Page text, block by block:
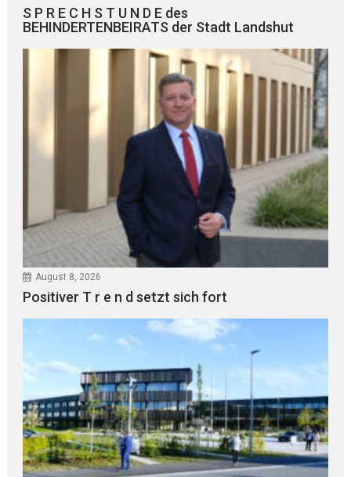
S P R E C H S T U N D E des
BEHINDERTENBEIRATS der Stadt Landshut
August 8, 2026
Positiver T r e n d setzt sich fort